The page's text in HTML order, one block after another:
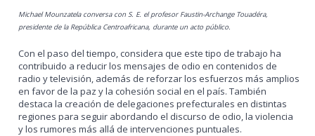
Michael Mounzatela conversa con S. E. el profesor Faustin-Archange Touadéra,
presidente de la República Centroafricana, durante un acto público.
Con el paso del tiempo, considera que este tipo de trabajo ha
contribuido a reducir los mensajes de odio en contenidos de
radio y televisión, además de reforzar los esfuerzos más amplios
en favor de la paz y la cohesión social en el país. También
destaca la creación de delegaciones prefecturales en distintas
regiones para seguir abordando el discurso de odio, la violencia
y los rumores más allá de intervenciones puntuales.